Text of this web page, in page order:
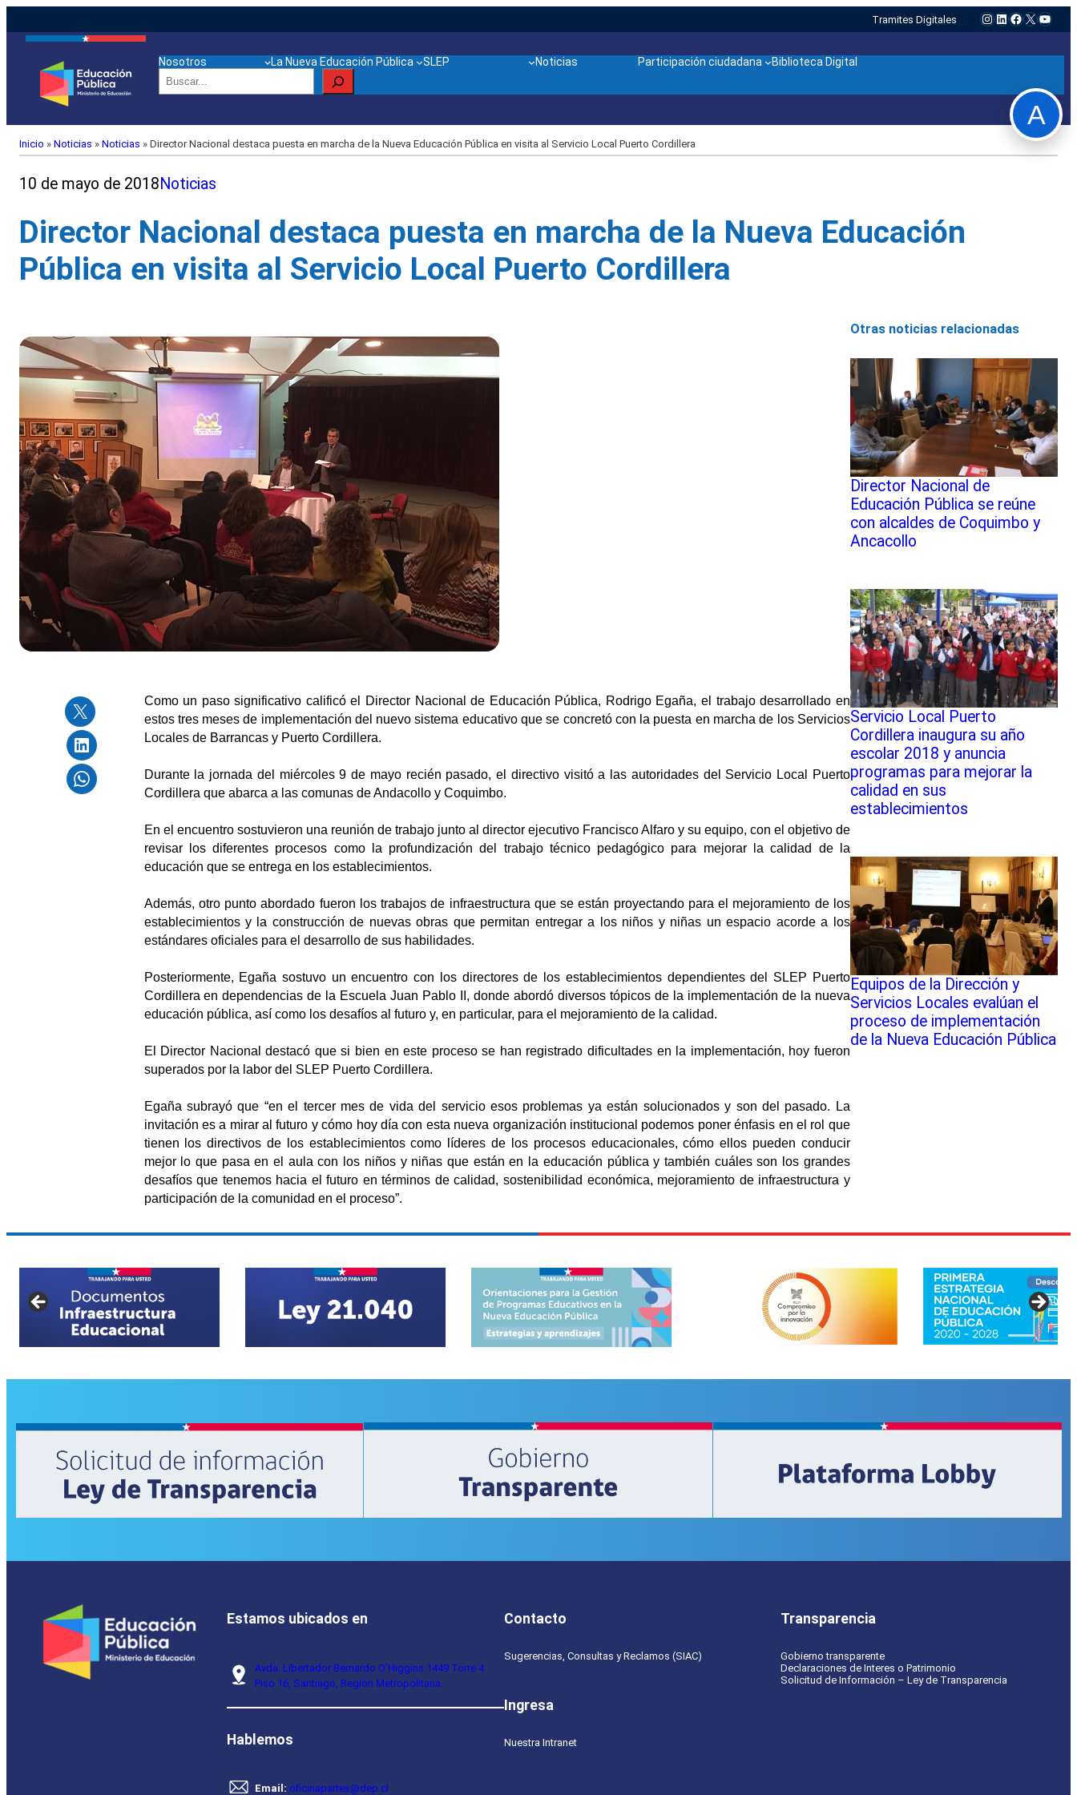
Tramites Digitales Instagram
LinkedIn
Facebook
X
Nosotros La Nueva Educación Pública SLEP Noticias Participación ciudadana
Biblioteca Digital
Buscar
Inicio » Noticias » Noticias » Director Nacional destaca puesta en marcha de la Nueva Educación Pública en visita al Servicio Local Puerto Cordillera
10 de mayo de 2018Noticias
Director Nacional destaca puesta en marcha de la Nueva Educación
Pública en visita al Servicio Local Puerto Cordillera
Como un paso significativo calificó el Director Nacional de Educación Pública, Rodrigo Egaña, el trabajo desarrollado en
estos tres meses de implementación del nuevo sistema educativo que se concretó con la puesta en marcha de los Servicios
Locales de Barrancas y Puerto Cordillera.
Durante la jornada del miércoles 9 de mayo recién pasado, el directivo visitó a las autoridades del Servicio Local Puerto
Cordillera que abarca a las comunas de Andacollo y Coquimbo.
En el encuentro sostuvieron una reunión de trabajo junto al director ejecutivo Francisco Alfaro y su equipo, con el objetivo de
revisar los diferentes procesos como la profundización del trabajo técnico pedagógico para mejorar la calidad de la
educación que se entrega en los establecimientos.
Además, otro punto abordado fueron los trabajos de infraestructura que se están proyectando para el mejoramiento de los
establecimientos y la construcción de nuevas obras que permitan entregar a los niños y niñas un espacio acorde a los
estándares oficiales para el desarrollo de sus habilidades.
Posteriormente, Egaña sostuvo un encuentro con los directores de los establecimientos dependientes del SLEP Puerto
Cordillera en dependencias de la Escuela Juan Pablo II, donde abordó diversos tópicos de la implementación de la nueva
educación pública, así como los desafíos al futuro y, en particular, para el mejoramiento de la calidad.
El Director Nacional destacó que si bien en este proceso se han registrado dificultades en la implementación, hoy fueron
superados por la labor del SLEP Puerto Cordillera.
Egaña subrayó que “en el tercer mes de vida del servicio esos problemas ya están solucionados y son del pasado. La
invitación es a mirar al futuro y cómo hoy día con esta nueva organización institucional podemos poner énfasis en el rol que
tienen los directivos de los establecimientos como líderes de los procesos educacionales, cómo ellos pueden conducir
mejor lo que pasa en el aula con los niños y niñas que están en la educación pública y también cuáles son los grandes
desafíos que tenemos hacia el futuro en términos de calidad, sostenibilidad económica, mejoramiento de infraestructura y
participación de la comunidad en el proceso”.
Otras noticias relacionadas
Director Nacional de
Educación Pública se reúne
con alcaldes de Coquimbo y
Ancacollo
Servicio Local Puerto
Cordillera inaugura su año
escolar 2018 y anuncia
programas para mejorar la
calidad en sus
establecimientos
Equipos de la Dirección y
Servicios Locales evalúan el
proceso de implementación
de la Nueva Educación Pública
Estamos ubicados en
Avda. Libertador Bernardo O’Higgins 1449 Torre 4
Piso 16, Santiago, Región Metropolitana.
Hablemos
Email: oficinapartes@dep.cl
Contacto
Sugerencias, Consultas y Reclamos (SIAC)
Ingresa
Nuestra Intranet
Transparencia
Gobierno transparente
Declaraciones de Interes o Patrimonio
Solicitud de Información – Ley de Transparencia
A